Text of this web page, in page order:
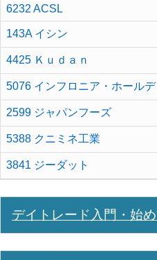
6232 ACSL
143A イシン
4425 Ｋｕｄａｎ
5076 インフロニア・ホール
2599 ジャパンフーズ
5388 クニミネ工業
3841 ジーダット
デイトレード入門・始